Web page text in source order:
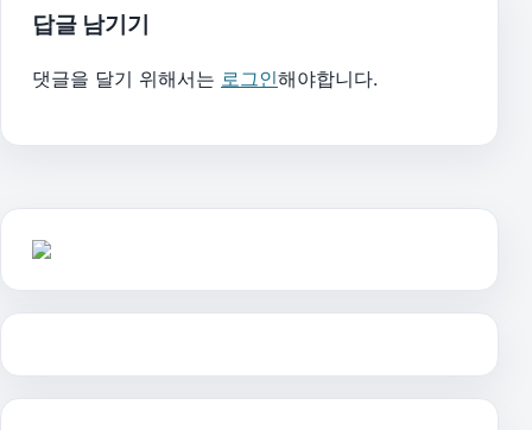
답글 남기기
댓글을 달기 위해서는 로그인해야합니다.